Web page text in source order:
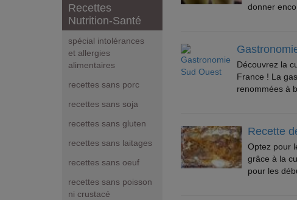
Recettes
Nutrition-Santé
spécial intolérances
et allergies
alimentaires
recettes sans porc
recettes sans soja
recettes sans gluten
recettes sans laitages
recettes sans oeuf
recettes sans poisson
ni crustacé
donner
Découvrez la
France ! La
renommées à
Recette
Optez pour
grâce à la
pour les